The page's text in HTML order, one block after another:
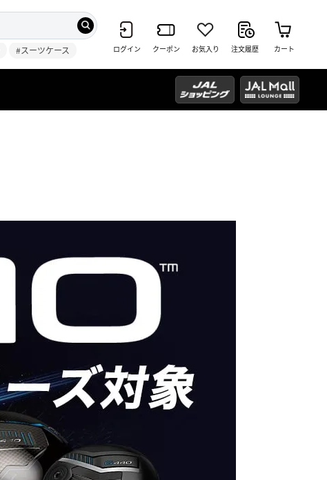
#スーツケース ログイン クーポン お気入り 注文履歴 カート